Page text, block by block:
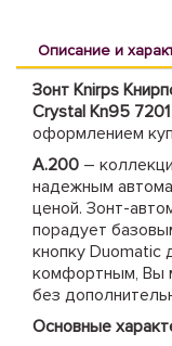
Описание и
Зонт Knirps
Crystal Kn95
оформлением
A.200 –
надежным
ценой. Зонт-
порадует
кнопку Duomatic
комфортным, Вы
без
Основные